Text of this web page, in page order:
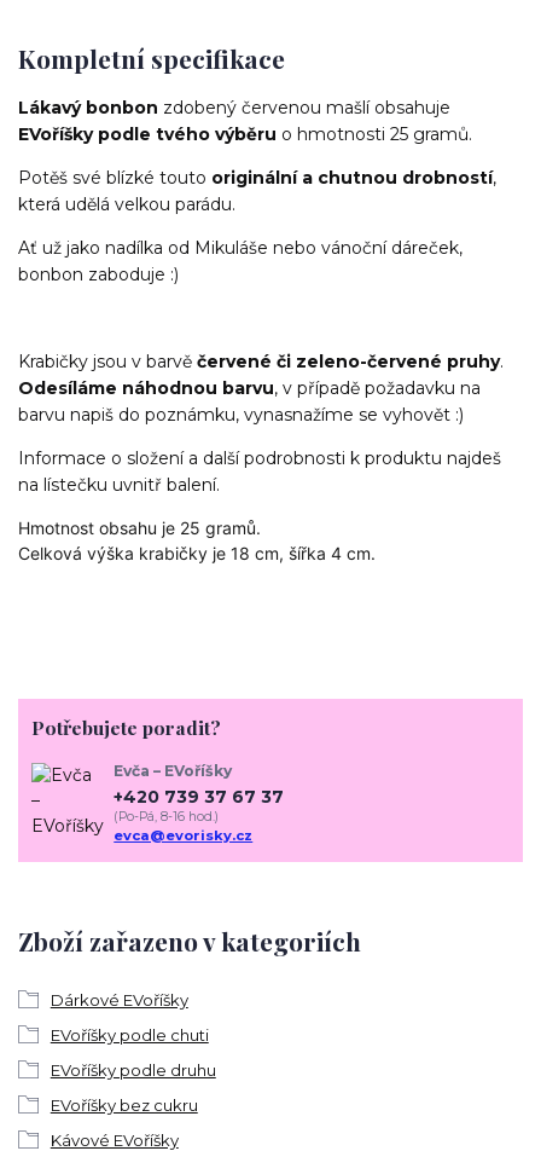
Kompletní specifikace
Lákavý bonbon zdobený červenou mašlí obsahuje
EVoříšky podle tvého výběru o hmotnosti 25 gramů.
Potěš své blízké touto originální a chutnou drobností,
která udělá velkou parádu.
Ať už jako nadílka od Mikuláše nebo vánoční dáreček,
bonbon zaboduje :)
Krabičky jsou v barvě červené či zeleno-červené pruhy.
Odesíláme náhodnou barvu, v případě požadavku na
barvu napiš do poznámku, vynasnažíme se vyhovět :)
Informace o složení a další podrobnosti k produktu najdeš
na lístečku uvnitř balení.
Hmotnost obsahu je 25 gramů.
Celková výška krabičky je 18 cm, šířka 4 cm.
Zboží zařazeno v kategoriích
Dárkové EVoříšky
EVoříšky podle chuti
EVoříšky podle druhu
EVoříšky bez cukru
Kávové EVoříšky
Potřebujete poradit?
Evča – EVoříšky
+420 739 37 67 37
(Po-Pá, 8-16 hod.)
evca@evorisky.cz